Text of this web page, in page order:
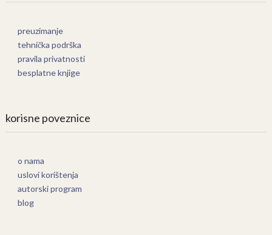
preuzimanje
tehnička podrška
pravila privatnosti
besplatne knjige
korisne poveznice
o nama
uslovi korištenja
autorski program
blog